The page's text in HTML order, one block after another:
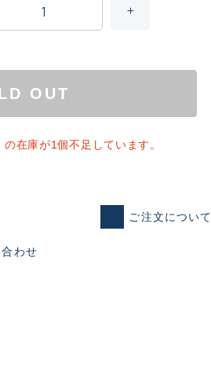
OUT
在庫が1個不足しています。
ご注文について
わせ